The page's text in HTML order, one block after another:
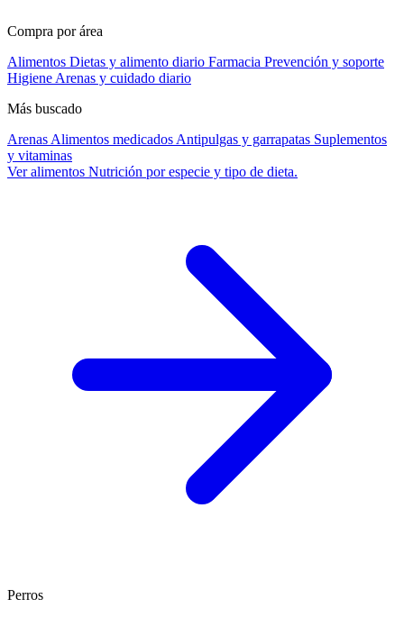
Compra por área
Alimentos Dietas y alimento diario Farmacia Prevención y soporte
Higiene Arenas y cuidado diario
Más buscado
Arenas Alimentos medicados Antipulgas y garrapatas Suplementos
y vitaminas
Ver alimentos Nutrición por especie y tipo de dieta.
Perros